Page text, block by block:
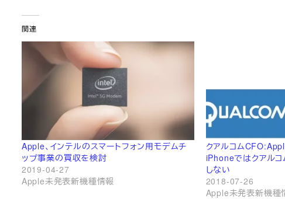
関連
Apple、インテルのスマートフォン用モデムチ
ップ事業の買収を検討
2019-04-27
Apple未発表新機種情報
クアルコム
iPhoneではクアル
しない
2018-07-26
Apple未発表新機種